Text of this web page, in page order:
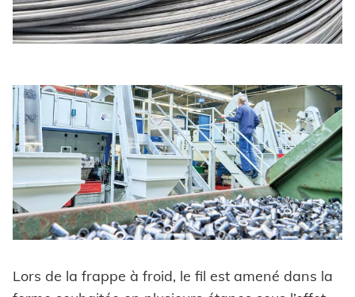
Lors de la frappe à froid, le fil est amené dans la